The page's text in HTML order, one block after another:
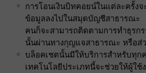
การโอนเงินบิทคอยน์ในแต่ละครั้ง
ข้อมูลลงไปในสมุดบัญชีสาธารณะ
คนก็จะสามารถติดตามการทำธุรกร
นั้นผ่านทางกุญแจสาธารณะ หรือส่
บล็อคเชตนั้นมีให้บริการสำ
เทคโนโลยีประเภทนี้จะช่วยให้ผู้ใช้